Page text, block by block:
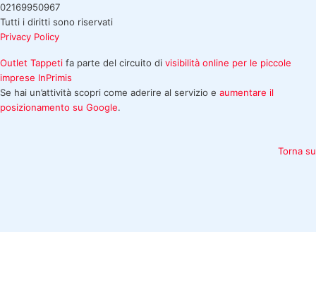
02169950967
Tutti i diritti sono riservati
Privacy Policy
Outlet Tappeti fa parte del circuito divisibilità online per le piccole
imprese InPrimis
Se hai un’attività scopri come aderire al servizio eaumentare il
posizionamento su Google.
Torna su